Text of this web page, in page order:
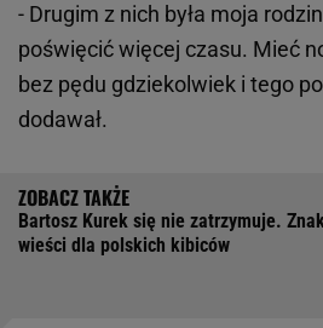
- Drugim z nich była moja
poświęcić więcej czasu. Mieć
bez pędu gdziekolwiek i tego
dodawał.
Bartosz Kurek się nie zatrzymuje.
wieści dla polskich kibiców